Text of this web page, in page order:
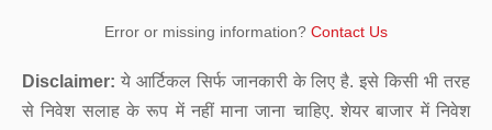
Error or missing information? Contact Us
Disclaimer: ये आर्टिकल सिर्फ जानकारी के लिए है. इसे किसी भी तरह
से निवेश सलाह के रूप में नहीं माना जाना चाहिए. शेयर बाजार में निवेश